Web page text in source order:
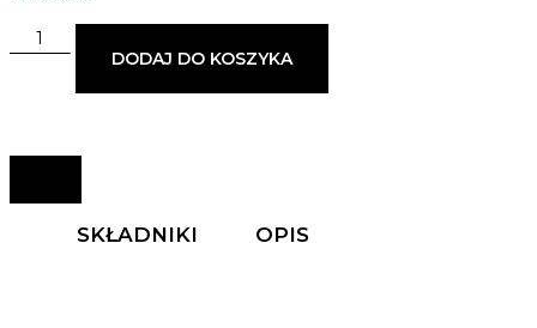
DODAJ DO KOSZYKA
SKŁADNIKI OPIS